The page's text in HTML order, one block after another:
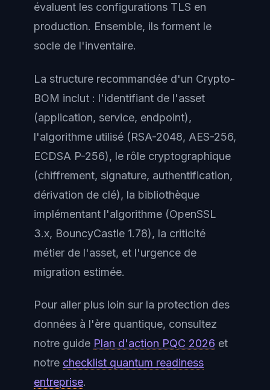
évaluent les configurations TLS en
production. Ensemble, ils forment le
socle de l'inventaire.
La structure recommandée d'un Crypto-
BOM inclut : l'identifiant de l'asset
(application, service, endpoint),
l'algorithme utilisé (RSA-2048, AES-256,
ECDSA P-256), le rôle cryptographique
(chiffrement, signature, authentification,
dérivation de clé), la bibliothèque
implémentant l'algorithme (OpenSSL
3.x, BouncyCastle 1.78), la criticité
métier de l'asset, et l'urgence de
migration estimée.
Pour aller plus loin sur la protection des
données à l'ère quantique, consultez
notre guide Plan d'action PQC 2026 et
notre checklist quantum readiness
entreprise.